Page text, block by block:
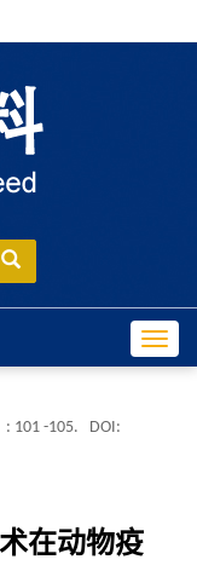
: 101 -105.
DOI:
在动物疫